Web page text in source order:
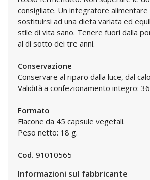
consigliate. Un integratore alimentare
sostituirsi ad una dieta variata ed
stile di vita sano. Tenere fuori dalla
al di sotto dei tre anni.
Conservazione
Conservare al riparo dalla luce, dal
Validità a confezionamento integro:
Formato
Flacone da 45 capsule vegetali.
Peso netto: 18 g.
Cod. 91010565
Informazioni sul fabbricante